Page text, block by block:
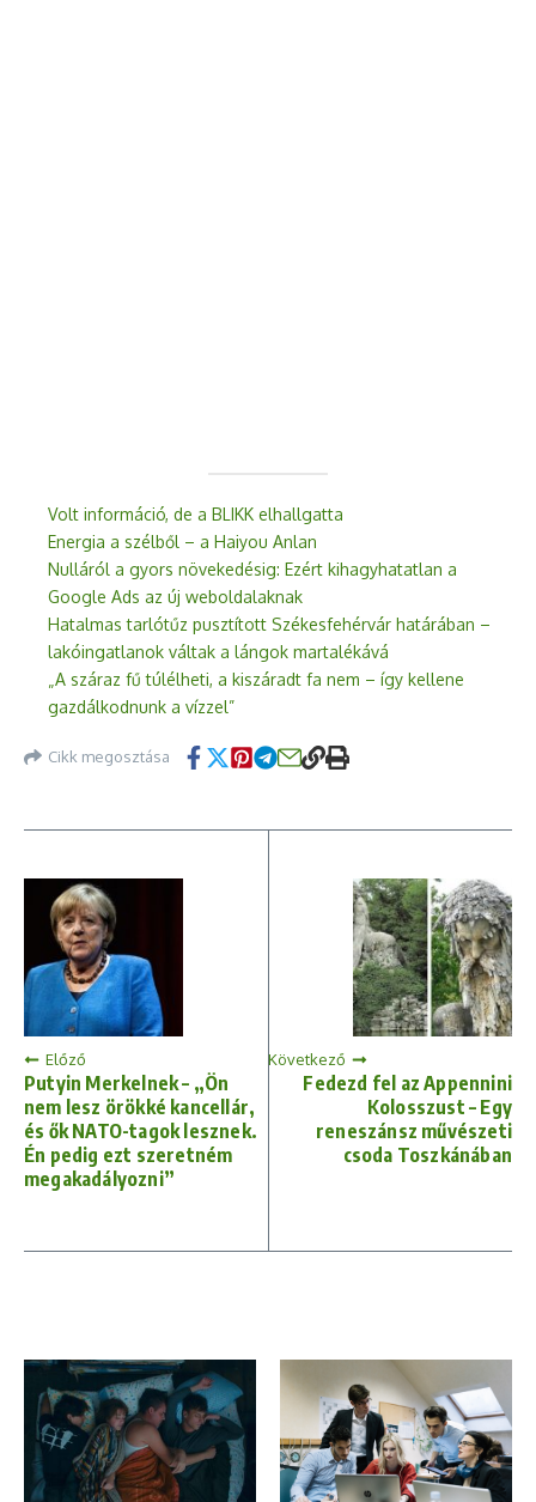
Volt információ, de a BLIKK elhallgatta
Energia a szélből – a Haiyou Anlan
Nulláról a gyors növekedésig: Ezért kihagyhatatlan a
Google Ads az új weboldalaknak
Hatalmas tarlótűz pusztított Székesfehérvár határában –
lakóingatlanok váltak a lángok martalékává
„A száraz fű túlélheti, a kiszáradt fa nem – így kellene
gazdálkodnunk a vízzel”
Cikk megosztása
Előző
Putyin Merkelnek – „Ön
nem lesz örökké kancellár,
és ők NATO-tagok lesznek.
Én pedig ezt szeretném
megakadályozni”
Következő
Fedezd fel az Appennini
Kolosszust – Egy
reneszánsz művészeti
csoda Toszkánában